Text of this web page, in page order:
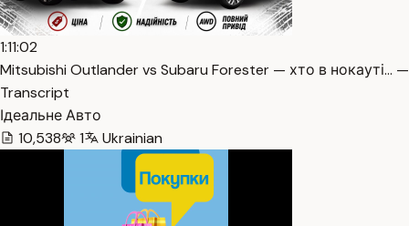
1:11:02
Mitsubishi Outlander vs Subaru Forester — хто в нокауті… —
Transcript
Ідеальне Авто
10,538
1 Ukrainian